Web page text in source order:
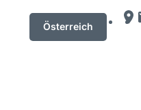
Österreich